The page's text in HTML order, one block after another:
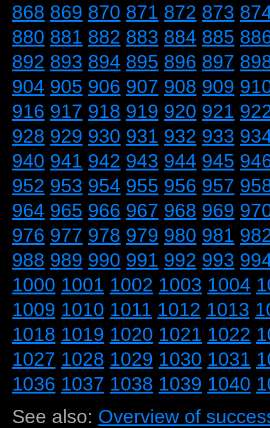
868 869 870 871 872 873
880 881 882 883 884 885
892 893 894 895 896 897
904 905 906 907 908 909
916 917 918 919 920 921
928 929 930 931 932 933
940 941 942 943 944 945
952 953 954 955 956 957
964 965 966 967 968 969
976 977 978 979 980 981
988 989 990 991 992 993
1000 1001 1002 1003 1004
1009 1010 1011 1012 1013
1018 1019 1020 1021 1022
1027 1028 1029 1030 1031
1036 1037 1038 1039 1040
See also: Overview of